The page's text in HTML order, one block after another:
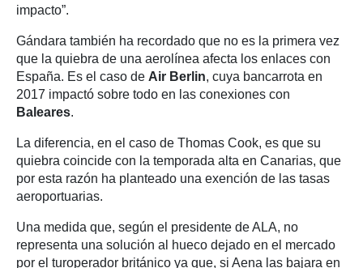
impacto”.
Gándara también ha recordado que no es la primera vez
que la quiebra de una aerolínea afecta los enlaces con
España. Es el caso de Air Berlin, cuya bancarrota en
2017 impactó sobre todo en las conexiones con
Baleares.
La diferencia, en el caso de Thomas Cook, es que su
quiebra coincide con la temporada alta en Canarias, que
por esta razón ha planteado una exención de las tasas
aeroportuarias.
Una medida que, según el presidente de ALA, no
representa una solución al hueco dejado en el mercado
por el turoperador británico ya que, si Aena las bajara en